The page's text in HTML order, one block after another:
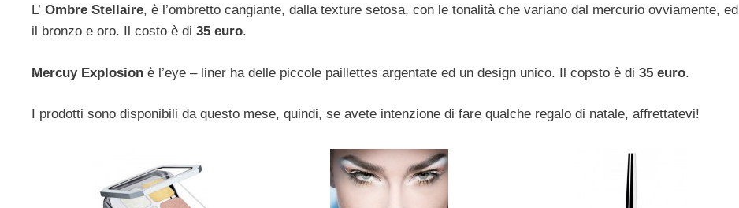
L’ Ombre Stellaire, è l’ombretto cangiante, dalla texture setosa, con le tonalità che variano dal mercurio ovviamente, ed
il bronzo e oro. Il costo è di 35 euro.
Mercuy Explosion è l’eye – liner ha delle piccole paillettes argentate ed un design unico. Il copsto è di 35 euro.
I prodotti sono disponibili da questo mese, quindi, se avete intenzione di fare qualche regalo di natale, affrettatevi!